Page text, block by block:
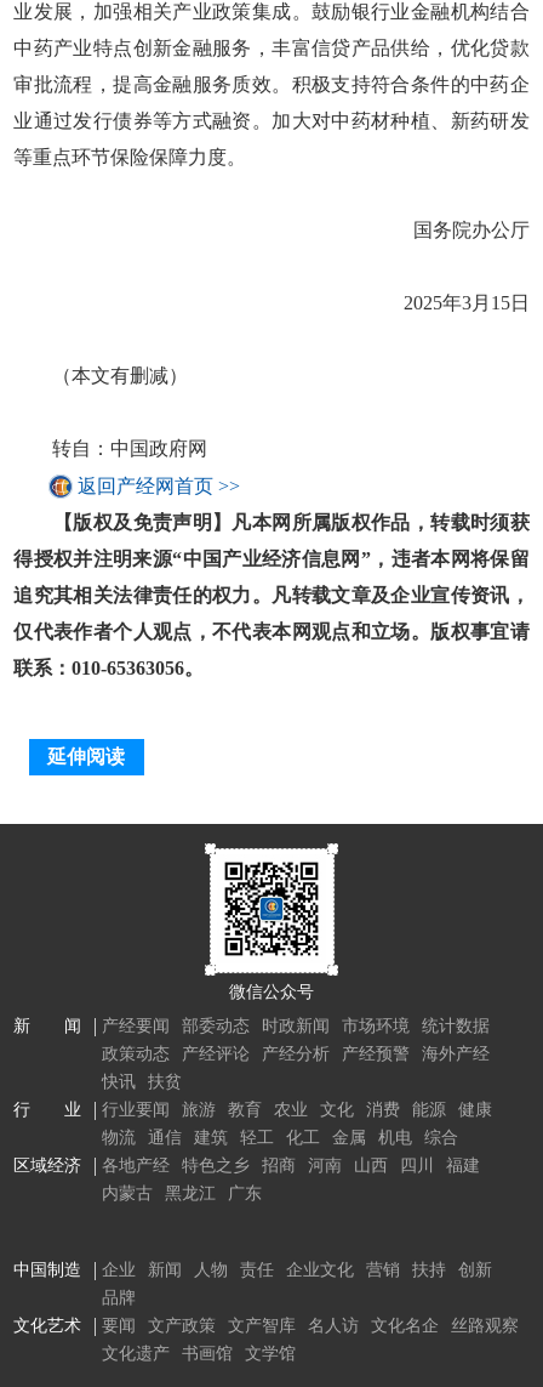
业发展，加强相关产业政策集成。鼓励银行业金融机构结合
中药产业特点创新金融服务，丰富信贷产品供给，优化贷款
审批流程，提高金融服务质效。积极支持符合条件的中药企
业通过发行债券等方式融资。加大对中药材种植、新药研发
等重点环节保险保障力度。
国务院办公厅
2025年3月15日
（本文有删减）
转自：中国政府网
返回产经网首页 >>
【版权及免责声明】凡本网所属版权作品，转载时须获
得授权并注明来源“中国产业经济信息网”，违者本网将保留
追究其相关法律责任的权力。凡转载文章及企业宣传资讯，
仅代表作者个人观点，不代表本网观点和立场。版权事宜请
联系：010-65363056。
延伸阅读
微信公众号
新 闻
产经要闻 部委动态 时政新闻 市场环境
统计数据
政策动态
产经评论 产经分析 产经预警
海外产经
快讯
扶贫
行 业
行业要闻 旅游 教育 农业 文化 消费 能源
健康
物流
通信 建筑 轻工 化工 金属 机电
综合
区域经济
各地产经 特色之乡 招商 河南 山西 四川
福建
内蒙古
黑龙江 广东
中国制造 企业 新闻 人物 责任 企业文化 营销 扶持
创新
品牌
文化艺术
要闻 文产政策 文产智库 名人访 文化名企
丝路观察
文化遗产
书画馆 文学馆